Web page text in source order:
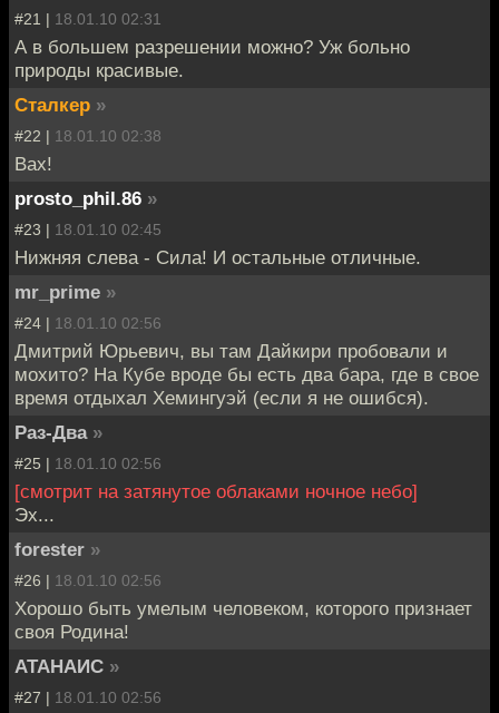
#21 | 18.01.10 02:31
А в большем разрешении можно? Уж больно
природы красивые.
Сталкер »
#22 | 18.01.10 02:38
Вах!
prosto_phil.86 »
#23 | 18.01.10 02:45
Нижняя слева - Сила! И остальные отличные.
mr_prime »
#24 | 18.01.10 02:56
Дмитрий Юрьевич, вы там Дайкири пробовали и
мохито? На Кубе вроде бы есть два бара, где в свое
время отдыхал Хемингуэй (если я не ошибся).
Раз-Два »
#25 | 18.01.10 02:56
[смотрит на затянутое облаками ночное небо]
Эх...
forester »
#26 | 18.01.10 02:56
Хорошо быть умелым человеком, которого признает
своя Родина!
АТАНАИС »
#27 | 18.01.10 02:56